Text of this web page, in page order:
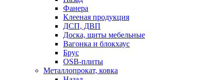
Фанера
Клееная продукция
ДСП, ДВП
Доска, щиты мебельные
Вагонка и блокхаус
Брус
OSB-плиты
Металлопрокат, ковка